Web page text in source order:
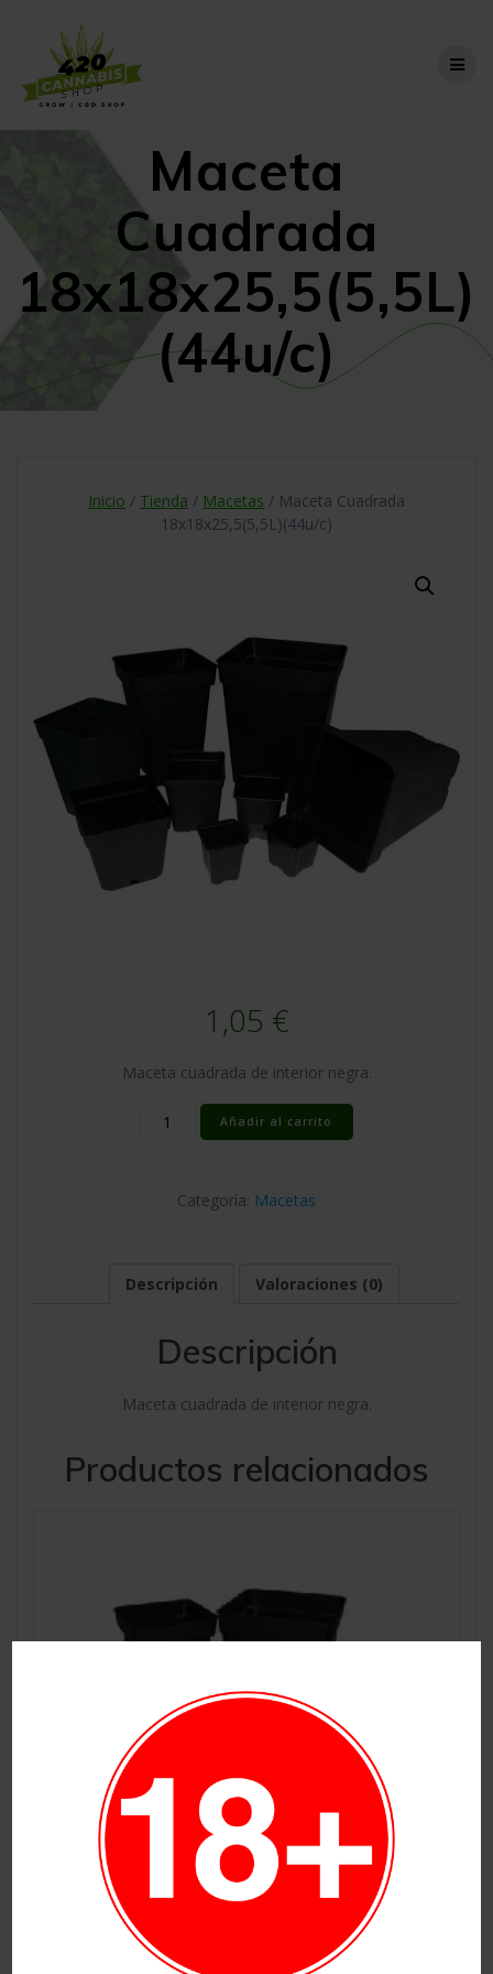
Maceta
Cuadrada
18x18x25,5(5,5L)
(44u/c)
Inicio / Tienda / Macetas / Maceta Cuadrada
18x18x25,5(5,5L)(44u/c)
1,05 €
Maceta cuadrada de interior negra.
Maceta
Cuadrada
cantidad
Añadir al carrito
Categoría: Macetas
Descripción Valoraciones (0)
Descripción
Maceta cuadrada de interior negra.
Productos relacionados
Maceta Cuadrada 20x20x27 7L (42u/c)